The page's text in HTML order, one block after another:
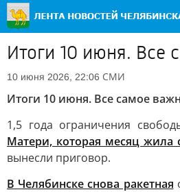
Итоги 10 июня. Все
10 июня 2026, 22:06 СМИ
Итоги 10 июня. Все самое
1,5 года ограничения
Матери, которая месяц
вынесли приговор.
В Челябинске снова ракетная